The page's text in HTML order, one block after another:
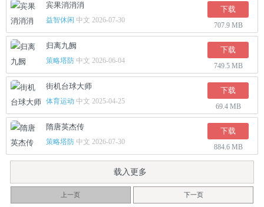
宾果消消消
益智休闲 中文 2026-07-30
下载
707.9 MB
归离九阙
策略塔防 中文 2026-06-04
下载
749.5 MB
街机台球大师
体育运动 中文 2025-04-25
下载
69.4 MB
隋唐英杰传
策略塔防 中文 2026-07-30
下载
884.6 MB
载入更多
上一页 下一页